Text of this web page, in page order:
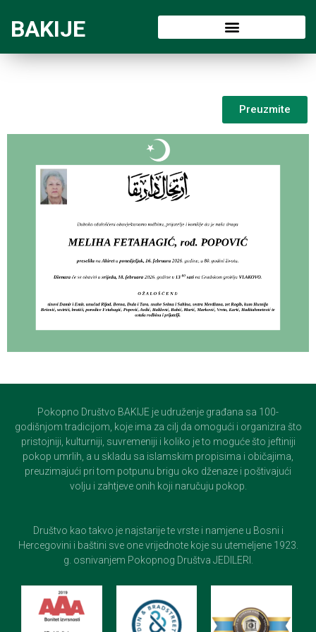
BAKIJE
Preuzmite
Pokopno Društvo BAKIJE je udruženje građana sa 100-
godišnjom tradicijom, koje ima za cilj da omogući i organizira što
pristojniji, kulturniji, suvremeniji i koliko je to moguće što jeftiniji
pokop umrlih, a u skladu sa islamskim propisima i običajima,
preuzimajući pri tom potpunu brigu oko dženaze i poštivajući
volju i zahtjeve onih koji naručuju pokop.
Društvo kao takvo je najstarije te vrste i namjene u Bosni i
Hercegovini i baštini sve one vrijednote koje su utemeljene 1923.
g. osnivanjem Pokopnog Društva JEDILERI.